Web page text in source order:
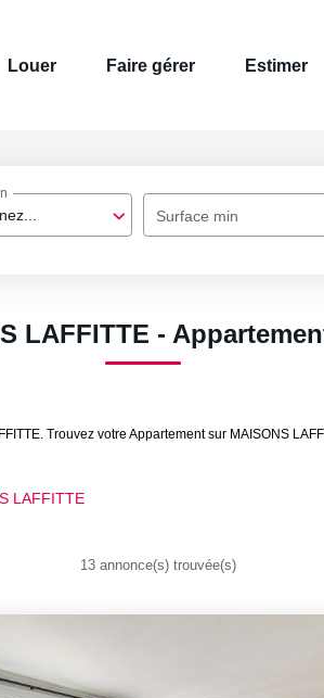
Louer Faire gérer Estimer
Surface min
LAFFITTE -
Trouvez votre Appartement sur MAISONS
LAFFITTE
13 annonce(s) trouvée(s)